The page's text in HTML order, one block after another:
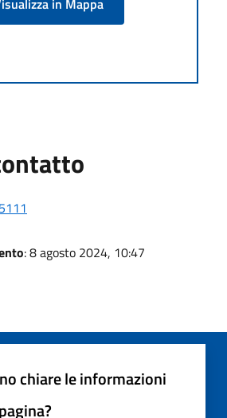
: 8 agosto 2024, 10:47
chiare le informazioni